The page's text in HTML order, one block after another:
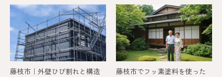
藤枝市｜外壁ひび割れと構造
藤枝市でフッ素塗料を使った